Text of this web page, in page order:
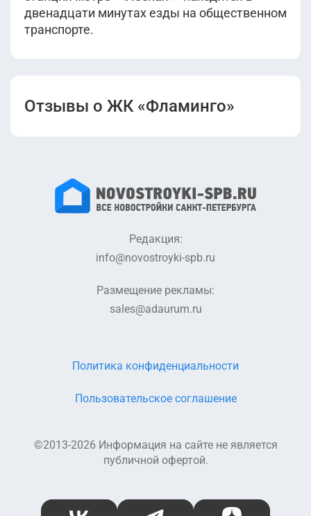
двенадцати минутах езды на общественном
транспорте.
Отзывы о ЖК «Фламинго»
Редакция:
info@novostroyki-spb.ru
Размещение рекламы:
sales@adaurum.ru
©2013-2026 Информация на сайте не является
публичной офертой.
Пользовательское соглашение
Политика конфиденциальности